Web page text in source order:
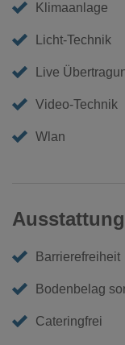
Klimaanlage
Licht-Technik
Live
Video-Technik
Wlan
Barrierefreiheit
Bodenbelag
Cateringfrei